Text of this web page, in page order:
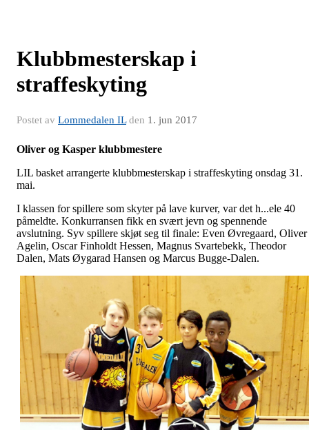
Klubbmesterskap i
straffeskyting
Postet av Lommedalen ILden 1. jun 2017
Oliver og Kasper klubbmestere
LIL basket arrangerte klubbmesterskap i straffeskyting onsdag 31.
mai.
I klassen for spillere som skyter på lave kurver, var det h...ele 40
påmeldte. Konkurransen fikk en svært jevn og spennende
avslutning. Syv spillere skjøt seg til finale: Even Øvregaard, Oliver
Agelin, Oscar Finholdt Hessen, Magnus Svartebekk, Theodor
Dalen, Mats Øygarad Hansen og Marcus Bugge-Dalen.